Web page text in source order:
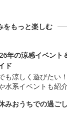
をもっと楽しむ
年の涼感イベント
ド
も涼しく遊びたい
水系イベントも紹介
みおうちでの過ご